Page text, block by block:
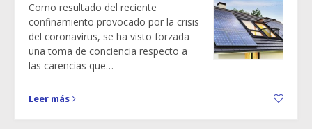
Como resultado del reciente
confinamiento provocado por la crisis
del coronavirus, se ha visto forzada
una toma de conciencia respecto a
las carencias que…
Leer más